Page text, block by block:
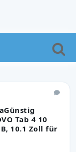
Tab 4 10
10.1 Zoll für